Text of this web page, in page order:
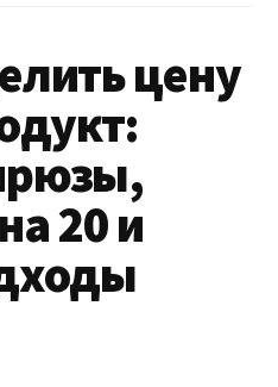
цену
20 и